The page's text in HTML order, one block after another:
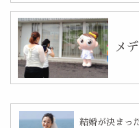
メ
結婚が決まっ